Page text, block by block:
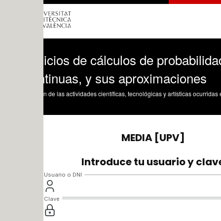
de cálculos de probabilidad,
y sus aproximaciones
de las actividades científicas, tecnológicas y artísticas ocurridas en los tres